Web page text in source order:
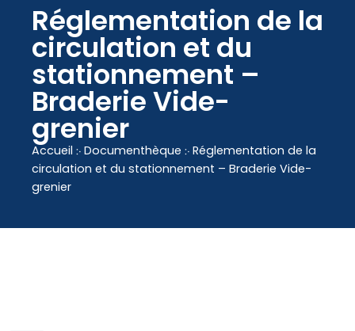
principalRéglementation de la
circulation et du
stationnement –
Braderie Vide-
grenier
Accueil ჻ Documenthèque ჻ Réglementation de la
circulation et du stationnement – Braderie Vide-
grenier